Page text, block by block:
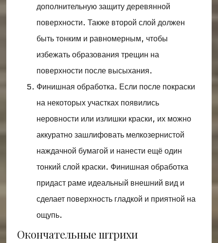
дополнительную защиту деревянной
поверхности. Также второй слой должен
быть тонким и равномерным, чтобы
избежать образования трещин на
поверхности после высыхания.
Финишная обработка. Если после покраски
на некоторых участках появились
неровности или излишки краски, их можно
аккуратно зашлифовать мелкозернистой
наждачной бумагой и нанести ещё один
тонкий слой краски. Финишная обработка
придаст раме идеальный внешний вид и
сделает поверхность гладкой и приятной на
ощупь.
Окончательные штрихи